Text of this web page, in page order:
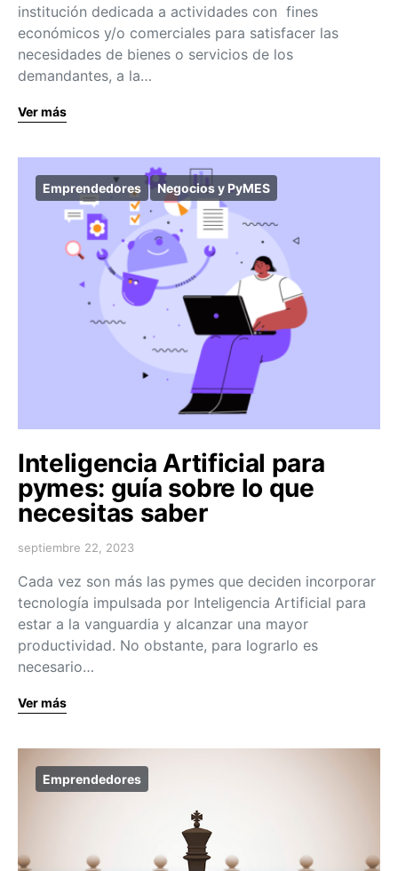
institución dedicada a actividades con fines
económicos y/o comerciales para satisfacer las
necesidades de bienes o servicios de los
demandantes, a la…
Ver más
Emprendedores Negocios y PyMES
Inteligencia Artificial para
pymes: guía sobre lo que
necesitas saber
septiembre 22, 2023
Cada vez son más las pymes que deciden incorporar
tecnología impulsada por Inteligencia Artificial para
estar a la vanguardia y alcanzar una mayor
productividad. No obstante, para lograrlo es
necesario…
Ver más
Emprendedores